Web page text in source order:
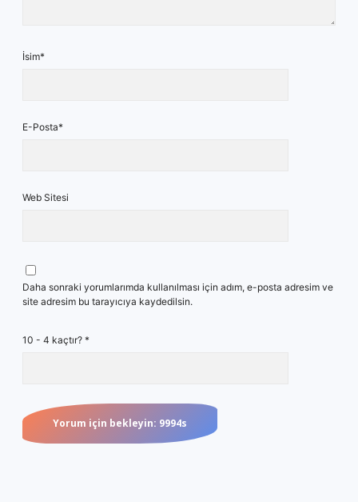
İsim*
E-Posta*
Web Sitesi
Daha sonraki yorumlarımda kullanılması için adım, e-posta adresim ve
site adresim bu tarayıcıya kaydedilsin.
10 - 4 kaçtır? *